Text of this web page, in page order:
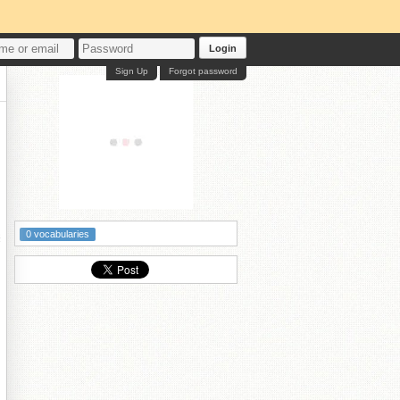
Login
Forgot password
Sign Up
0 vocabularies